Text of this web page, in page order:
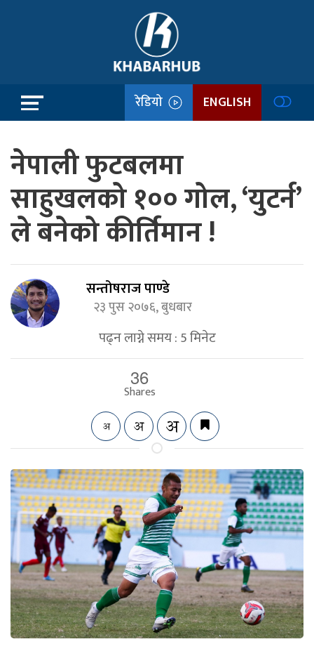
रेडियो ENGLISH
नेपाली फुटबलमा
साहुखलको १०० गोल, ‘युटर्न’
ले बनेको कीर्तिमान !
सन्तोषराज पाण्डे
२३ पुस २०७६, बुधबार
पढ्न लाग्ने समय :5मिनेट
36
Shares